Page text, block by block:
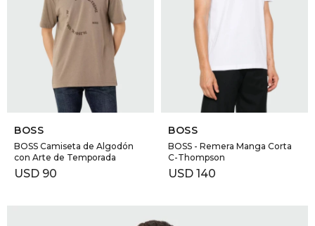
SELECCIONAR TALLE
BOSS
BOSS Camiseta de Algodón
con Arte de Temporada
USD 90
SELECCIONAR TALLE
BOSS
BOSS - Remera Manga Corta
C-Thompson
USD 140